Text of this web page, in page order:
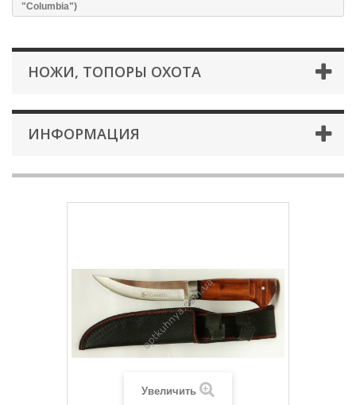
"Columbia")
НОЖИ, ТОПОРЫ ОХОТА
ИНФОРМАЦИЯ
Увеличить